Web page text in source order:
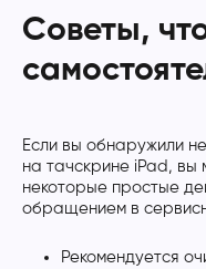
Советы,
Если вы обнаружили
на тачскрине iPad, вы
некоторые простые
обращением в
Рекомендуется